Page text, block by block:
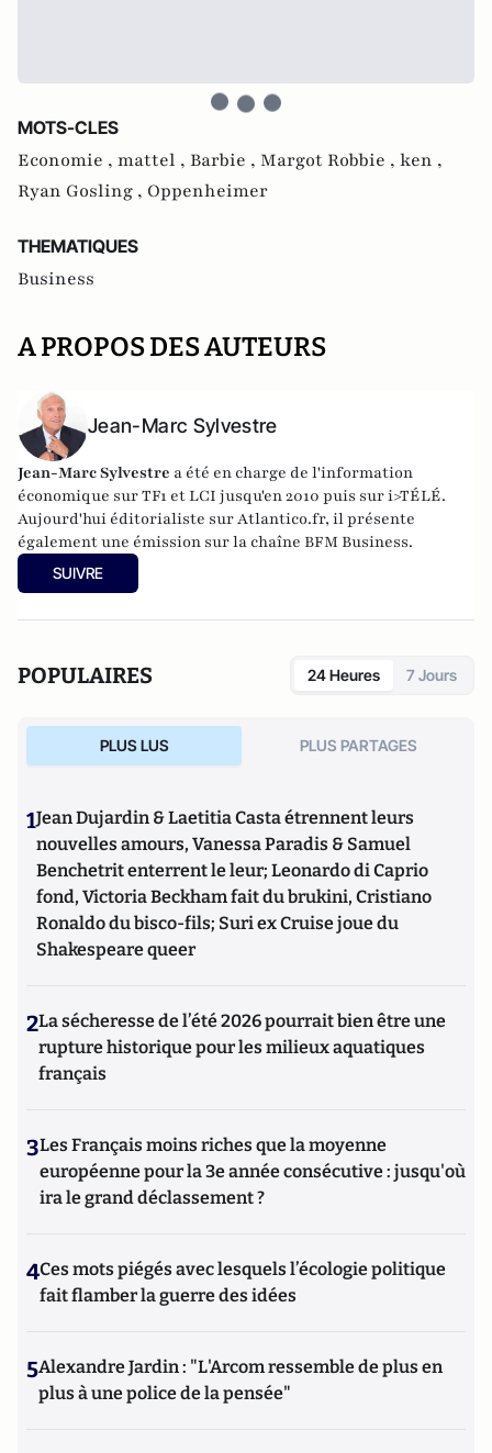
MOTS-CLES
Economie , mattel , Barbie , Margot Robbie , ken ,
Ryan Gosling , Oppenheimer
THEMATIQUES
Business
A PROPOS DES AUTEURS
Jean-Marc Sylvestre
Jean-Marc Sylvestre a été en charge de l'information
économique sur TF1 et LCI jusqu'en 2010 puis sur i>TÉLÉ.
Aujourd'hui éditorialiste sur Atlantico.fr, il présente
également une émission sur la chaîne BFM Business.
SUIVRE
POPULAIRES 24 Heures 7 Jours
PLUS LUS PLUS PARTAGES
1Jean Dujardin & Laetitia Casta étrennent leurs
nouvelles amours, Vanessa Paradis & Samuel
Benchetrit enterrent le leur; Leonardo di Caprio
fond, Victoria Beckham fait du brukini, Cristiano
Ronaldo du bisco-fils; Suri ex Cruise joue du
Shakespeare queer
2La sécheresse de l’été 2026 pourrait bien être une
rupture historique pour les milieux aquatiques
français
3Les Français moins riches que la moyenne
européenne pour la 3e année consécutive : jusqu'où
ira le grand déclassement ?
4Ces mots piégés avec lesquels l’écologie politique
fait flamber la guerre des idées
5Alexandre Jardin : "L'Arcom ressemble de plus en
plus à une police de la pensée"